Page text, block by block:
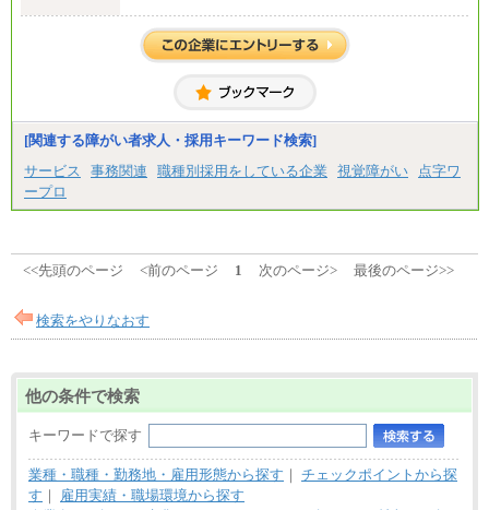
[関連する障がい者求人・採用キーワード検索]
サービス
事務関連 職種別採用をしている企業 視覚障がい
点字ワ
ープロ
<<先頭のページ <前のページ 1 次のページ> 最後のページ>>
検索をやりなおす
他の条件で検索
キーワードで探す
業種・職種・勤務地・雇用形態から探す ｜ チェックポイントから探
す ｜
雇用実績・職場環境から探す